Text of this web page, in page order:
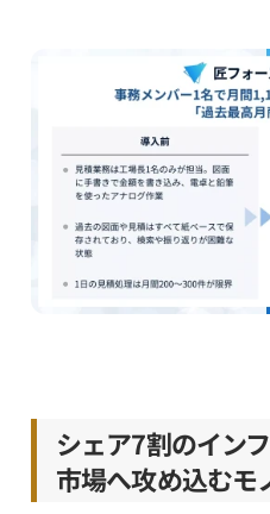
シェア7割のイン
市場へ攻め込むモ